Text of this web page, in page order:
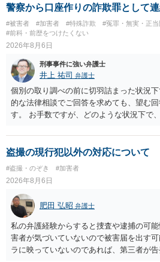
護観察所と連携した職業支援の内容や具
督者の証言 など、証拠で担保された客観
なければあまり意味がありません。 もと
あれば本人の反省の言葉だけで十分であり
いうのが実感です。
警察から口座作りの詐欺罪として連
#被害者 #加害者 #特殊詐欺 #冤罪・無実・正当
#前科・前歴をつけたくない
2026年8月6日
刑事事件に強い弁護士
井上 祐司 弁護士
個別の取り調べの前に切羽詰まった状況
的な法律相談でご回答を求めても、望む
す。 お手数ですが、どのような状況下で
の程度だと聞いているのかということに
相談を受けられたうえで対処方法を探さ
一般論でいえば、任意取り調べの場合、
り調べ内容を録音することは必須だと考え
盗撮の現行犯以外の対応について
#盗撮・のぞき #加害者
2026年8月6日
肥田 弘昭 弁護士
私の弁護経験からすると捜査や逮捕の可
害者が気づいていないので被害届を出す
ラに映っていないのであれば、第三者が